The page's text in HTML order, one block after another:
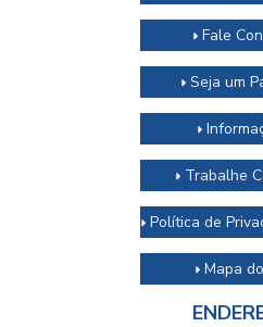
Fale
Seja um
Trabalhe
Política de
Mapa